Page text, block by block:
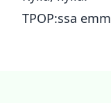
TPOP:ssa